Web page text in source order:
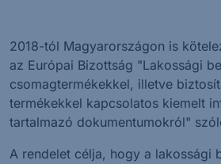
2018-tól Magyarországon is
az Európai Bizottság "Lakossági
csomagtermékekkel, illetve
termékekkel kapcsolatos kiemelt
tartalmazó dokumentumokról"
A rendelet célja, hogy a lakossági